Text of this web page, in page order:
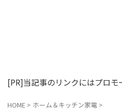
[PR]当記事のリンクにはプロモ
HOME > ホーム＆キッチン家電 >